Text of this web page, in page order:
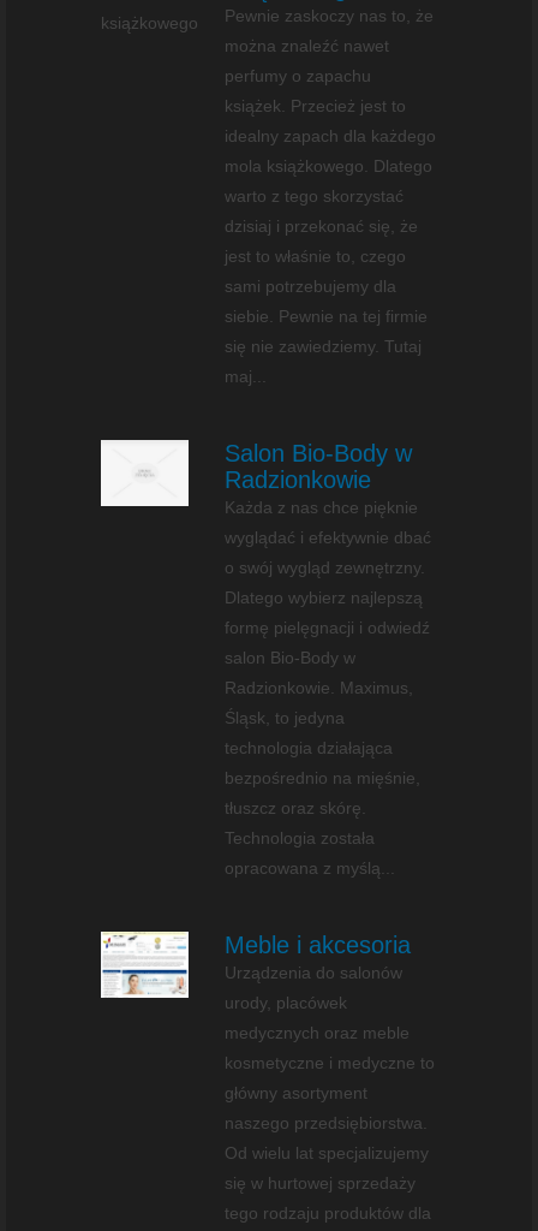
Pewnie zaskoczy nas to, że
można znaleźć nawet
perfumy o zapachu
książek. Przecież jest to
idealny zapach dla każdego
mola książkowego. Dlatego
warto z tego skorzystać
dzisiaj i przekonać się, że
jest to właśnie to, czego
sami potrzebujemy dla
siebie. Pewnie na tej firmie
się nie zawiedziemy. Tutaj
maj...
Salon Bio-Body w
Radzionkowie
Każda z nas chce pięknie
wyglądać i efektywnie dbać
o swój wygląd zewnętrzny.
Dlatego wybierz najlepszą
formę pielęgnacji i odwiedź
salon Bio-Body w
Radzionkowie. Maximus,
Śląsk, to jedyna
technologia działająca
bezpośrednio na mięśnie,
tłuszcz oraz skórę.
Technologia została
opracowana z myślą...
Meble i akcesoria
Urządzenia do salonów
urody, placówek
medycznych oraz meble
kosmetyczne i medyczne to
główny asortyment
naszego przedsiębiorstwa.
Od wielu lat specjalizujemy
się w hurtowej sprzedaży
tego rodzaju produktów dla